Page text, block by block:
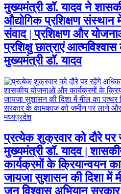
मुख्यमंत्री डॉ. यादव ने
औद्योगिक प्रशिक्षण संस्थान
संवाद | प्रशिक्षण और
प्रशिक्षु छात्राएं
मुख्यमंत्री डॉ. यादव
मध्यप्रदेश
प्रत्येक शुक्रवार को दौरे पर
मुख्यमंत्री डॉ. यादव |
कार्यक्रमों के क्रियान्वयन
जायजा सुशासन की दिशा में
जन विश्वास अभियान